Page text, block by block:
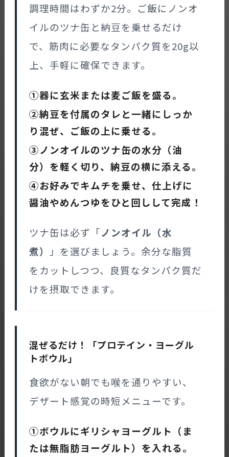
調理時間はわずか2分。ご飯にノンオ
イルのツナ缶と納豆を乗せるだけ
で、筋肉に必要なタンパク質を20g以
上、手軽に確保できます。
①器に玄米または麦ご飯を盛る。
②納豆を付属のタレと一緒にしっか
り混ぜ、ご飯の上に乗せる。
③ノンオイルのツナ缶の水分（油
分）を軽く切り、納豆の横に添える。
④お好みでキムチを乗せ、仕上げに
醤油やめんつゆをひと回しして完成！
ツナ缶は必ず「ノンオイル（水
煮）
」を選びましょう。余分な脂質
をカットしつつ、良質なタンパク質だ
けを摂取できます。
混ぜるだけ！「プロテイン・ヨーグル
トボウル」
食欲がない朝でも喉を通りやすい、
デザート感覚の時短メニューです。
①ボウルにギリシャヨーグルト（ま
たは無脂肪ヨーグルト）を入れる。